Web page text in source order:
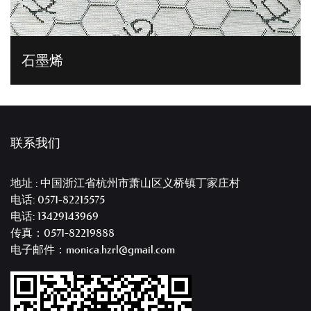
石墨烯
联系我们
地址 : 中国浙江省杭州市萧山区义桥镇丁家庄村
电话: 0571-82215575
电话: 13429143969
传真：0571-82219888
电子邮件：monica.hzrl@gmail.com